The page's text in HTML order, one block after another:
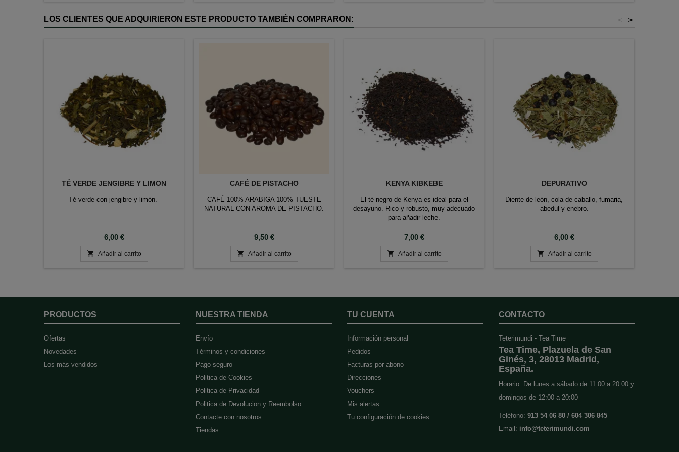
sostenible
LOS CLIENTES QUE ADQUIRIERON ESTE PRODUCTO TAMBIÉN COMPRARON: >
<
TÉ VERDE JENGIBRE Y LIMON
Té verde con jengibre y limón.
Precio
6,00 €
 Añadir al carrito
CAFÉ DE PISTACHO
CAFÉ 100% ARABIGA 100% TUESTE
NATURAL CON AROMA DE PISTACHO.
Precio
9,50 €
 Añadir al carrito
KENYA KIBKEBE
El té negro de Kenya es ideal para el
desayuno. Rico y robusto, muy adecuado
para añadir leche.
Precio
7,00 €
 Añadir al carrito
DEPURATIVO
Diente de león, cola de caballo, fumaria,
abedul y enebro.
Precio
6,00 €
 Añadir al carrito
PRODUCTOS
Ofertas
Novedades
Los más vendidos
NUESTRA TIENDA
Envío
Términos y condiciones
Pago seguro
Politica de Cookies
Politica de Privacidad
Politica de Devolucion y Reembolso
Contacte con nosotros
Tiendas
TU CUENTA
Información personal
Pedidos
Facturas por abono
Direcciones
Vouchers
Mis alertas
Tu configuración de cookies
CONTACTO
Teterimundi - Tea Time
Tea Time, Plazuela de San
Ginés, 3, 28013 Madrid,
España.
Horario: De lunes a sábado de 11:00 a 20:00 y
domingos de 12:00 a 20:00
Teléfono: 913 54 06 80 / 604 306 845
Email: info@teterimundi.com